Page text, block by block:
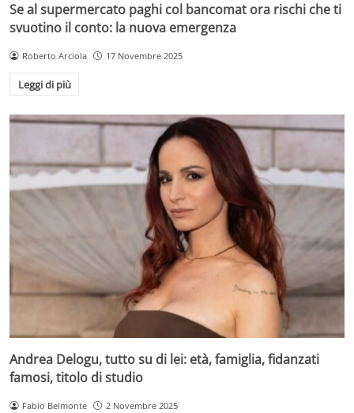
Se al supermercato paghi col bancomat ora rischi che ti
svuotino il conto: la nuova emergenza
Roberto Arciola 17 Novembre 2025
Leggi di più
Andrea Delogu, tutto su di lei: età, famiglia, fidanzati
famosi, titolo di studio
Fabio Belmonte 2 Novembre 2025